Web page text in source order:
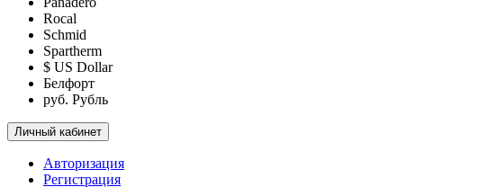
Rocal
Schmid
Spartherm
$ US Dollar
Белфорт
руб. Рубль
Личный кабинет
Авторизация
Регистрация